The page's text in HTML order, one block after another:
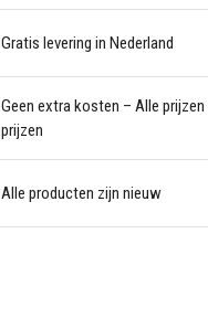
Gratis levering in Nederland
Geen extra kosten – Alle prijzen
prijzen
Alle producten zijn nieuw